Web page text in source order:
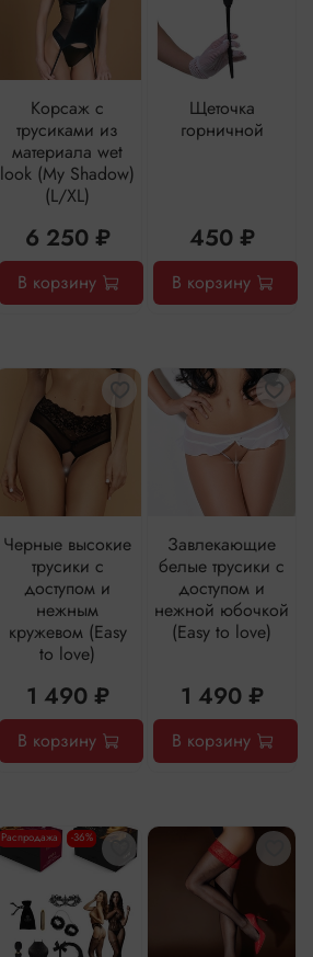
Корсаж с
трусиками из
материала wet
look (My Shadow)
(L/XL)
6 250 ₽
В корзину
Щеточка
горничной
450 ₽
В корзину
Черные высокие
трусики с
доступом и
нежным
кружевом (Easy
to love)
1 490 ₽
В корзину
Завлекающие
белые трусики с
доступом и
нежной юбочкой
(Easy to love)
1 490 ₽
В корзину
Распродажа -36%